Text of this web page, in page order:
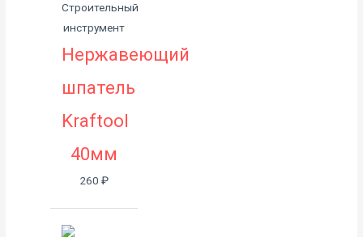
Строительный
инструмент
Нержавеющий
шпатель
Kraftool
40мм
260 ₽